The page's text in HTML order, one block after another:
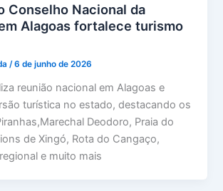
Conselho Nacional da
Alagoas fortalece turismo
/6 de junho de 2026
reunião nacional em Alagoas e
turística no estado, destacando os
Deodoro, Praia do
de Xingó, Rota do Cangaço,
e muito mais